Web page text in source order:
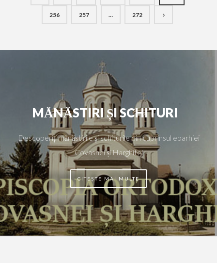
256 257 … 272
MĂNĂSTIRI ȘI SCHITURI
Descoperiți mănăstirile și schiturile din cuprinsul eparhiei
Covasnei și Harghitei
CITEȘTE MAI MULTE